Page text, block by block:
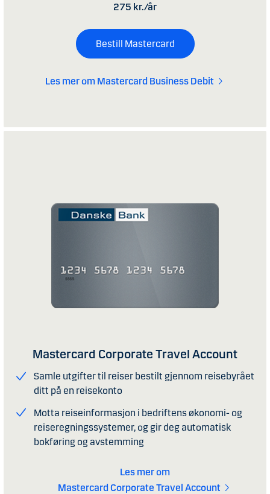
275 kr./år
Bestill Mastercard
Les mer om Mastercard Business Debit
Mastercard Corporate Travel Account
Samle utgifter til reiser bestilt gjennom reisebyrået
ditt på en reisekonto
Motta reiseinformasjon i bedriftens økonomi- og
reiseregningssystemer, og gir deg automatisk
bokføring og avstemming
Les mer om
Mastercard Corporate Travel Account